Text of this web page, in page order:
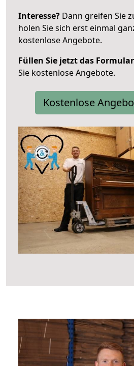
Interesse? Dann greifen Sie
holen Sie sich erst einmal
kostenlose Angebote.
Füllen Sie jetzt das
Sie kostenlose Angebote.
Kostenlose